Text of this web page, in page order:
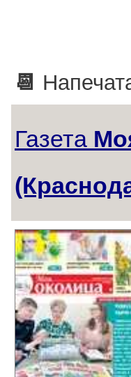
📆
Газета